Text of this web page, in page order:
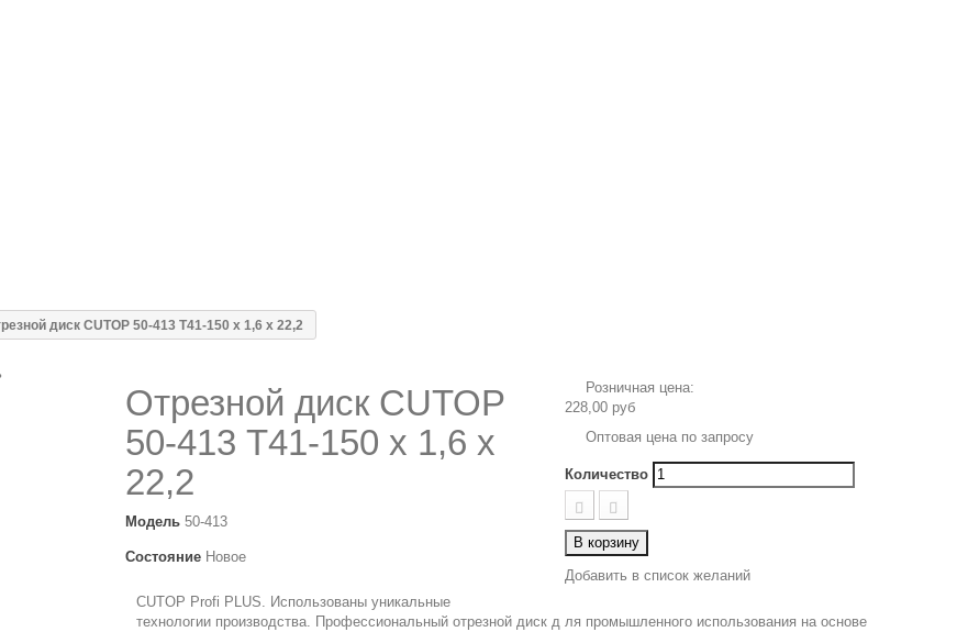
диск CUTOP 50-413 Т41-150 х 1,6 х 22,2
Отрезной диск CUTOP
50-413 Т41-150 х 1,6 х
22,2
Модель 50-413
Состояние Новое
CUTOP Profi PLUS. Использованы уникальные
технологии производства. Профессиональный отрезной диск д ля промышленного использования на основе
Розничная цена:
228,00 руб
Оптовая цена по запросу
Количество
В корзину
Добавить в список желаний